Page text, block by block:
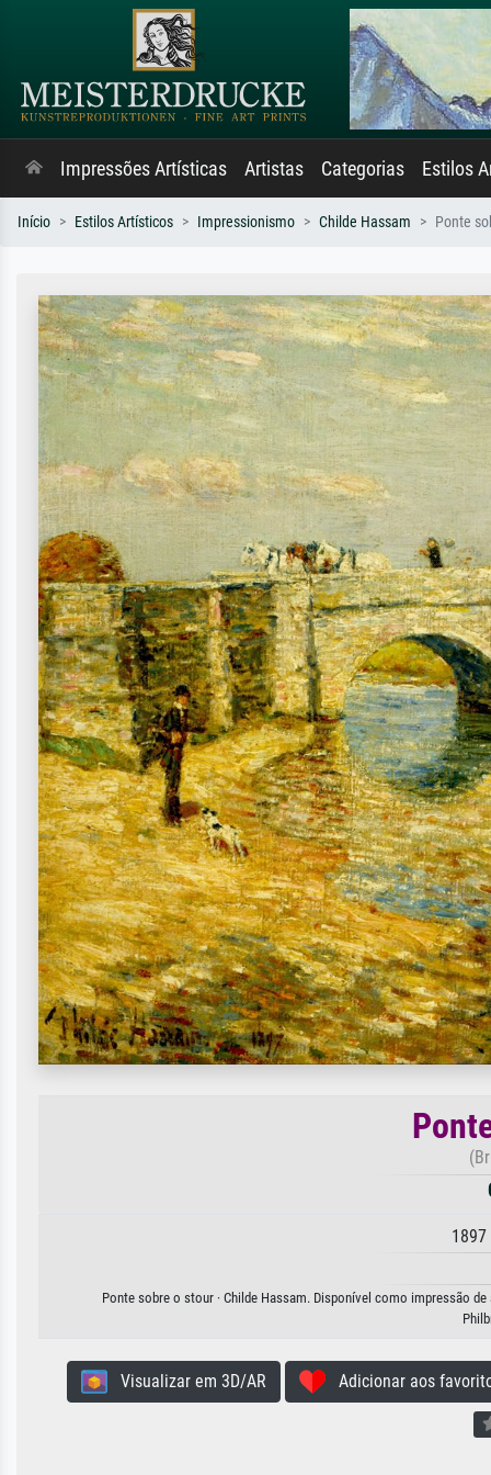
Impressões Artísticas Artistas Categorias Estilos
Início Estilos Artísticos Impressionismo Childe Hassam Ponte
Ponte sobre o stour · Childe Hassam. Disponível como impressão
Visualizar em 3D/AR Adicionar aos